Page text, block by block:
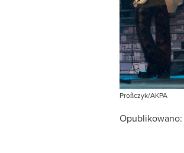
Proñczyk/AKPA
Opublikowano: